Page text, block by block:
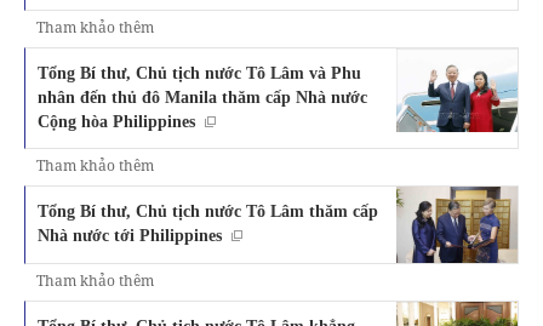
Tham khảo thêm
Tổng Bí thư, Chủ tịch nước Tô Lâm và Phu
nhân đến thủ đô Manila thăm cấp Nhà nước
Cộng hòa Philippines
Tham khảo thêm
Tổng Bí thư, Chủ tịch nước Tô Lâm thăm cấp
Nhà nước tới Philippines
Tham khảo thêm